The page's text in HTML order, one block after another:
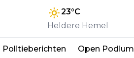
23°C
Heldere Hemel
Politieberichten Open Podium